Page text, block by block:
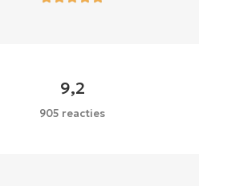
9,2
905 reacties